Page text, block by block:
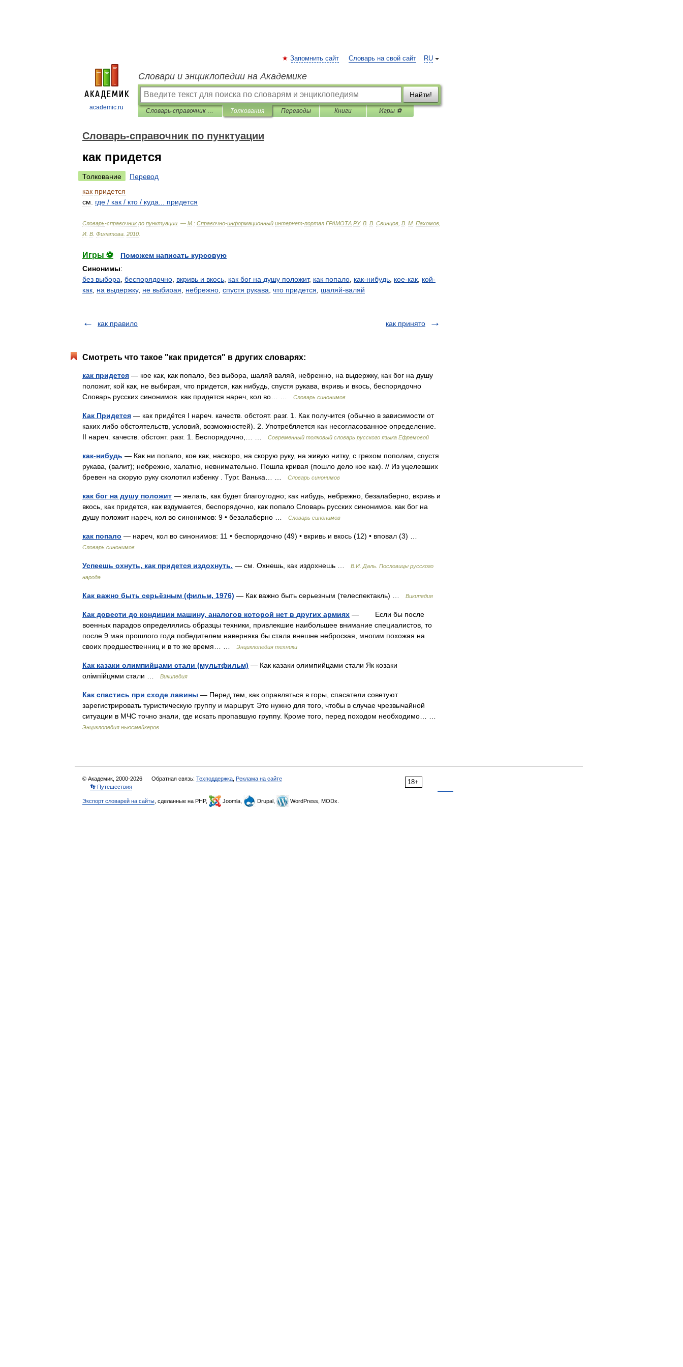
academic.ru
RU
Запомнить сайт Словарь на свой сайт
Словари и энциклопедии на Академике
Найти!
Словарь-справочник по пунктуации Толкования Переводы Книги Игры ⚽
Словарь-справочник по пунктуации
как придется
Толкование
Перевод
как придется
см
где / как / кто / куда придется
Словарь-справочник по пунктуации . — М : Справочно-информационный интернет-портал ГРАМОТА РУ. В В Свинцов В М Пахомов
И В Филатова 2010
Игры ⚽
Поможем написать курсовую
Синонимы:
без выбора беспорядочно вкривь и вкось как бог на душу положит, как попало как-нибудь кое-как кой-
как на выдержку, не выбирая небрежно спустя рукава что придется шаляй-валяй
как правило как принято
Смотреть что такое "как придется" в других словарях:
как придется — кое как, как попало, без выбора, шаляй валяй, небрежно, на выдержку, как бог на душу
положит, кой как, не выбирая, что придется, как нибудь, спустя рукава, вкривь и вкось, беспорядочно
Словарь русских синонимов. как придется нареч, кол во… …
Словарь синонимов
Как Придется — как придётся I нареч. качеств. обстоят. разг. 1. Как получится (обычно в зависимости от
каких либо обстоятельств, условий, возможностей). 2. Употребляется как несогласованное определение.
II нареч. качеств. обстоят. разг. 1. Беспорядочно,… …
Современный толковый словарь русского языка Ефремовой
как-нибудь — Как ни попало, кое как, наскоро, на скорую руку, на живую нитку, с грехом пополам, спустя
рукава, (валит); небрежно, халатно, невнимательно. Пошла кривая (пошло дело кое как). // Из уцелевших
бревен на скорую руку сколотил избенку . Тург. Ванька… …
Словарь синонимов
как бог на душу положит — желать, как будет благоугодно; как нибудь, небрежно, безалаберно, вкривь и
вкось, как придется, как вздумается, беспорядочно, как попало Словарь русских синонимов. как бог на
душу положит нареч, кол во синонимов: 9 • безалаберно …
Словарь синонимов
как попало — нареч, кол во синонимов: 11 • беспорядочно (49) • вкривь и вкось (12) • вповал (3) …
Словарь синонимов
Успеешь охнуть, как придется издохнуть. — см. Охнешь, как издохнешь …
В.И. Даль. Пословицы русского
народа
Как важно быть серьёзным (фильм, 1976) — Как важно быть серьезным (телеспектакль) … Википедия
Как довести до кондиции машину, аналогов которой нет в других армиях — Если бы после
военных парадов определялись образцы техники, привлекшие наибольшее внимание специалистов, то
после 9 мая прошлого года победителем наверняка бы стала внешне неброская, многим похожая на
своих предшественниц и в то же время… …
Энциклопедия техники
Как казаки олимпийцами стали (мультфильм) — Как казаки олимпийцами стали Як козаки
олімпійцями стали …
Википедия
Как спастись при сходе лавины — Перед тем, как оправляться в горы, спасатели советуют
зарегистрировать туристическую группу и маршрут. Это нужно для того, чтобы в случае чрезвычайной
ситуации в МЧС точно знали, где искать пропавшую группу. Кроме того, перед походом необходимо… …
Энциклопедия ньюсмейкеров
18+
© Академик, 2000-2026 Обратная связь: Техподдержка Реклама на сайте
👣 Путешествия
Экспорт словарей на сайты , сделанные на PHP, Joomla, Drupal, WordPress, MODx.